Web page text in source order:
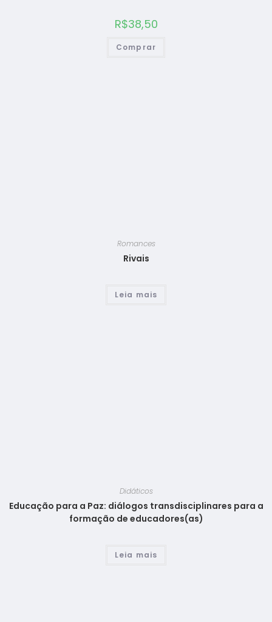
R$38,50
Comprar
Romances
Rivais
Leia mais
Didáticos
Educação para a Paz: diálogos transdisciplinares para a
formação de educadores(as)
Leia mais